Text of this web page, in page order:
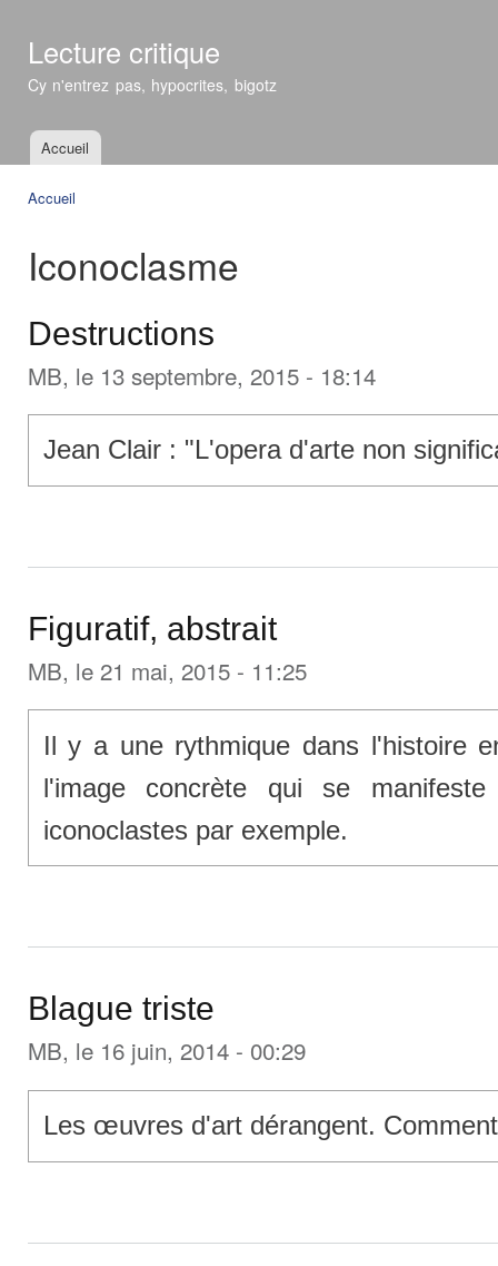
Lecture critique
Cy n'entrez pas, hypocrites, bigotz
Menu principal
Accueil
Accueil
Iconoclasme
Destructions
MB, le 13 septembre, 2015 - 18:14
Jean Clair : "L'opera d'arte non
Figuratif, abstrait
MB, le 21 mai, 2015 - 11:25
Il y a une rythmique dans l'histoire
l'image concrète qui se
iconoclastes par exemple.
Blague triste
MB, le 16 juin, 2014 - 00:29
Les œuvres d'art dérangent.